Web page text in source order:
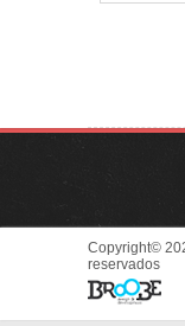
Copyright©
reservados